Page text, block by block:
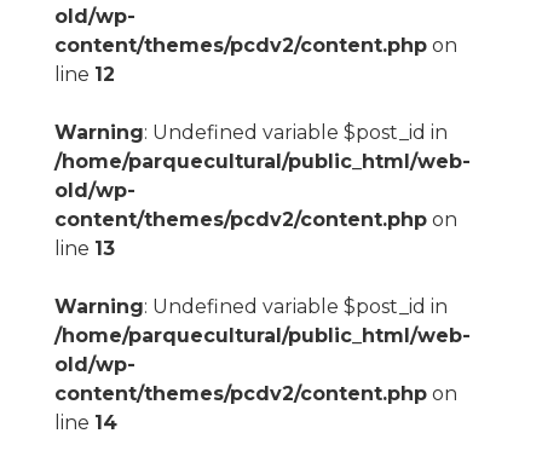
old/wp-
content/themes/pcdv2/content.phpon
line 12
Warning: Undefined variable $post_id in
/home/parquecultural/public_html/web-
old/wp-
content/themes/pcdv2/content.phpon
line 13
Warning: Undefined variable $post_id in
/home/parquecultural/public_html/web-
old/wp-
content/themes/pcdv2/content.phpon
line 14